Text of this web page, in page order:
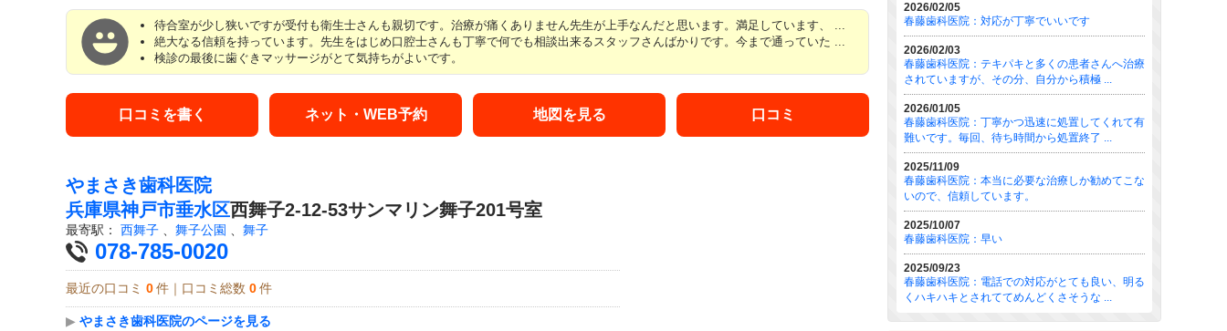
待合室が少し狭いですが受付も衛生士さんも親切です。治療が痛くありません先生が上手なんだと思います。満足しています、 ...
絶大なる信頼を持っています。先生をはじめ口腔士さんも丁寧で何でも相談出来るスタッフさんばかりです。今まで通っていた ...
検診の最後に歯ぐきマッサージがとて気持ちがよいです。
口コミを書く ネット・WEB予約 地図を見る 口コミ
やまさき歯科医院
兵庫県神戸市垂水区西舞子2-12-53サンマリン舞子201号室
最寄駅： 西舞子 舞子公園 舞子
078-785-0020
最近の口コミ 0 件｜口コミ総数 0 件
▶ やまさき歯科医院のページを見る
2026/02/05
春藤歯科医院：対応が丁寧でいいです
2026/02/03
春藤歯科医院：テキパキと多くの患者さんへ治療
されていますが、その分、自分から積極 ...
2026/01/05
春藤歯科医院：丁寧かつ迅速に処置してくれて有
難いです。毎回、待ち時間から処置終了 ...
2025/11/09
春藤歯科医院：本当に必要な治療しか勧めてこな
いので、信頼しています。
2025/10/07
春藤歯科医院：早い
2025/09/23
春藤歯科医院：電話での対応がとても良い、明る
くハキハキとされててめんどくさそうな ...